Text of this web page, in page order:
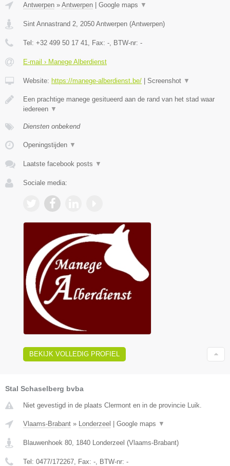
Antwerpen » Antwerpen | Google maps ▼
Sint Annastrand 2 2050 Antwerpen (Antwerpen)
Tel: +32 499 50 17 41 , Fax: - , BTW-nr: -
E-mail › Manege Alberdienst
Website: https://manege-alberdienst.be/ | Screenshot ▼
Een prachtige manege gesitueerd aan de rand van het stad waar
iedereen ▼
Diensten onbekend
Openingstijden ▼
Laatste facebook posts ▼
Sociale media:
BEKIJK VOLLEDIG PROFIEL
Stal Schaselberg bvba
Niet gevestigd in de plaats Clermont en in de provincie Luik.
Vlaams-Brabant » Londerzeel | Google maps ▼
Blauwenhoek 80 1840 Londerzeel (Vlaams-Brabant)
Tel: 0477/172267 , Fax: - , BTW-nr: -